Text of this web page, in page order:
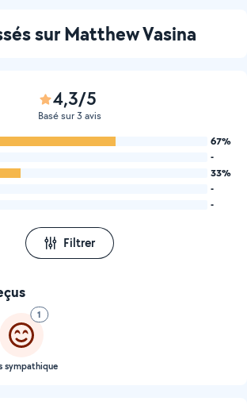
sur Matthew Vasina
4,3/5
Basé sur 3 avis
67%
-
33%
-
-
Filtrer
1
sympathique